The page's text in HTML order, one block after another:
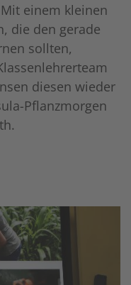
einem kleinen
die den gerade
sollten,
diesen wieder
Pflanzmorgen